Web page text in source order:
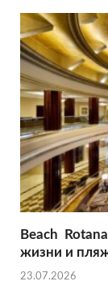
r
A
p
p
lr
e
Beach
жизни и
23.07.2026